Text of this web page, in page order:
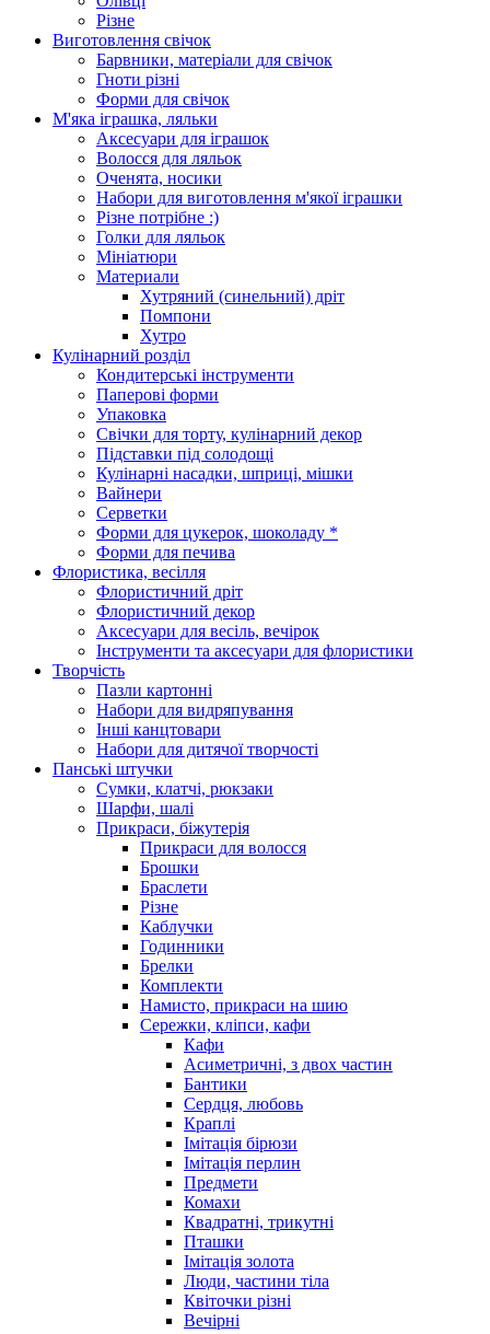
Різне
Виготовлення свічок
Барвники, матеріали для свічок
Гноти різні
Форми для свічок
М'яка іграшка, ляльки
Аксесуари для іграшок
Волосся для ляльок
Оченята, носики
Набори для виготовлення м'якої іграшки
Різне потрібне :)
Голки для ляльок
Мініатюри
Материали
Хутряний (синельний) дріт
Помпони
Хутро
Кулінарний розділ
Кондитерські інструменти
Паперові форми
Упаковка
Свічки для торту, кулінарний декор
Підставки під солодощі
Кулінарні насадки, шприці, мішки
Вайнери
Серветки
Форми для цукерок, шоколаду *
Форми для печива
Флористика, весілля
Флористичний дріт
Флористичний декор
Аксесуари для весіль, вечірок
Інструменти та аксесуари для флористики
Творчість
Пазли картонні
Набори для видряпування
Інші канцтовари
Набори для дитячої творчості
Панські штучки
Сумки, клатчі, рюкзаки
Шарфи, шалі
Прикраси, біжутерія
Прикраси для волосся
Брошки
Браслети
Різне
Каблучки
Годинники
Брелки
Комплекти
Намисто, прикраси на шию
Сережки, кліпси, кафи
Кафи
Асиметричні, з двох частин
Бантики
Сердця, любовь
Краплі
Імітація бірюзи
Імітація перлин
Предмети
Комахи
Квадратні, трикутні
Пташки
Імітація золота
Люди, частини тіла
Квіточки різні
Вечірні